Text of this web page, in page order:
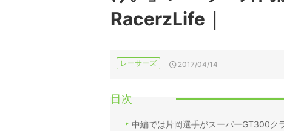
RacerzLife｜
レーサーズ 2017/04/14
目次
中編では片岡選手がスーパーGT300ク